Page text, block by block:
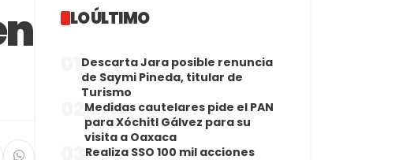
LO ÚLTIMO
Descarta Jara posible renuncia
de Saymi Pineda, titular de
Turismo
Medidas cautelares pide el PAN
para Xóchitl Gálvez para su
visita a Oaxaca
Realiza SSO 100 mil acciones